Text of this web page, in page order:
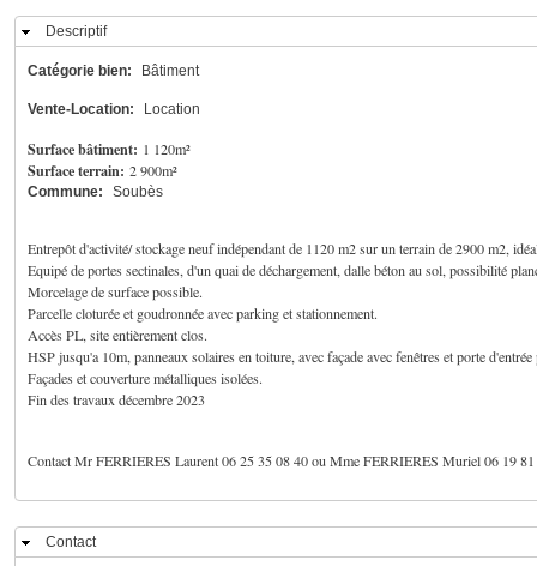
Masquer
Descriptif
Catégorie bien: Bâtiment
Vente-Location: Location
Surface bâtiment: 1 120m²
Surface terrain: 2 900m²
Commune: Soubès
Entrepôt d'activité/ stockage neuf indépendant de 1120 m2 sur un terrain de 2900 m2,
Equipé de portes sectinales, d'un quai de déchargement, dalle béton au sol, possibilité
Morcelage de surface possible.
Parcelle cloturée et goudronnée avec parking et stationnement.
Accès PL, site entièrement clos.
HSP jusqu'a 10m, panneaux solaires en toiture, avec façade avec fenêtres et porte d'entrée
Façades et couverture métalliques isolées.
Fin des travaux décembre 2023
Contact Mr FERRIERES Laurent 06 25 35 08 40 ou Mme FERRIERES Muriel 06 19
Masquer
Contact